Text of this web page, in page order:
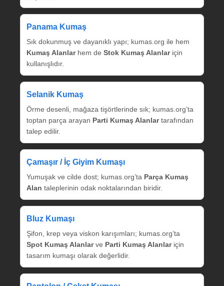
Panama Kumaş
Sık dokunmuş ve dayanıklı yapı; kumas.org ile hem
Kumaş Alanlarhem de Stok Kumaş Alanlariçin
kullanışlıdır.
Selanik Kumaş
Örme desenli, mağaza tişörtlerinde sık; kumas.org’ta
toptan parça arayan Parti Kumaş Alanlartarafından
talep edilir.
Çamaşır / İç Giyim Kumaşı
Yumuşak ve cilde dost; kumas.org’ta Parça Kumaş
Alan taleplerinin odak noktalarından biridir.
Bluz Kumaşı
Şifon, krep veya viskon karışımları; kumas.org’ta
Spot Kumaş Alanlarve Parti Kumaş Alanlariçin
tasarım kumaşı olarak değerlidir.